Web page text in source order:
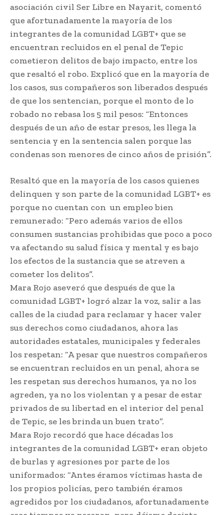
asociación civil Ser Libre en Nayarit, comentó
que afortunadamente la mayoría de los
integrantes de la comunidad LGBT+ que se
encuentran recluidos en el penal de Tepic
cometieron delitos de bajo impacto, entre los
que resaltó el robo. Explicó que en la mayoría de
los casos, sus compañeros son liberados después
de que los sentencian, porque el monto de lo
robado no rebasa los 5 mil pesos: “Entonces
después de un año de estar presos, les llega la
sentencia y en la sentencia salen porque las
condenas son menores de cinco años de prisión”.
Resaltó que en la mayoría de los casos quienes
delinquen y son parte de la comunidad LGBT+ es
porque no cuentan con un empleo bien
remunerado: “Pero además varios de ellos
consumen sustancias prohibidas que poco a poco
va afectando su salud física y mental y es bajo
los efectos de la sustancia que se atreven a
cometer los delitos”.
Mara Rojo aseveró que después de que la
comunidad LGBT+ logró alzar la voz, salir a las
calles de la ciudad para reclamar y hacer valer
sus derechos como ciudadanos, ahora las
autoridades estatales, municipales y federales
los respetan: “A pesar que nuestros compañeros
se encuentran recluidos en un penal, ahora se
les respetan sus derechos humanos, ya no los
agreden, ya no los violentan y a pesar de estar
privados de su libertad en el interior del penal
de Tepic, se les brinda un buen trato”.
Mara Rojo recordó que hace décadas los
integrantes de la comunidad LGBT+ eran objeto
de burlas y agresiones por parte de los
uniformados: “Antes éramos víctimas hasta de
los propios policías, pero también éramos
agredidos por los ciudadanos, afortunadamente